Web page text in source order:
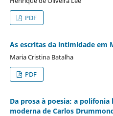
PDF
As escritas da intimidade em
Maria Cristina Batalha
PDF
Da prosa à poesia: a
moderna de Carlos